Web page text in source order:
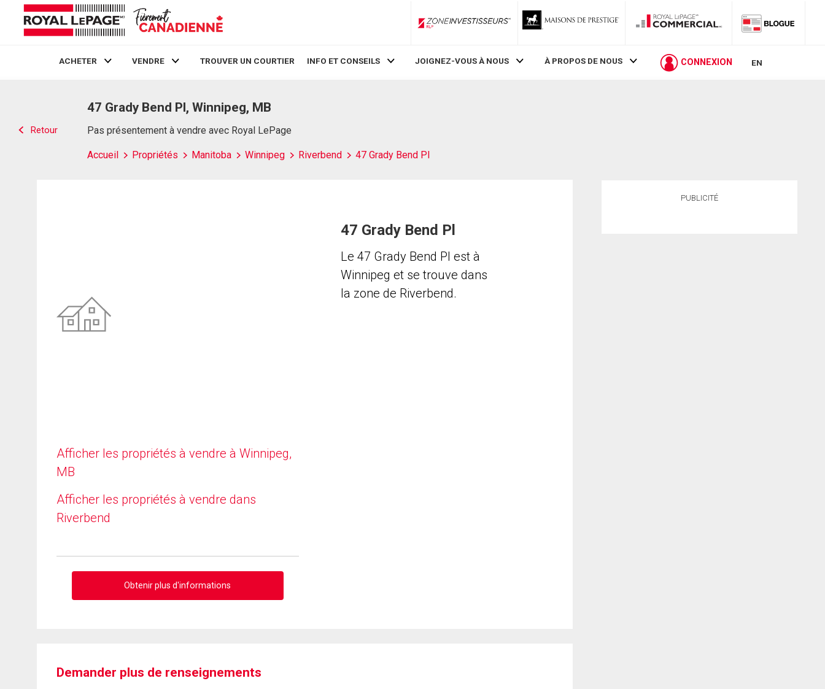
ZoneInvestisseurs RLP
ACHETER VENDRE TROUVER UN COURTIER INFO ET CONSEILS JOIGNEZ-VOUS À NOUS À PROPOS DE NOUS CONNEXION EN
Retour
47 Grady Bend Pl, Winnipeg, MB
Pas présentement à vendre avec Royal LePage
Accueil Propriétés Manitoba Winnipeg Riverbend 47 Grady Bend Pl
Afficher les propriétés à vendre à Winnipeg,
MB
Afficher les propriétés à vendre dans
Riverbend
Obtenir plus d'informations
47 Grady Bend Pl
Le 47 Grady Bend Pl est à
Winnipeg et se trouve dans
la zone de Riverbend.
Demander plus de renseignements
PUBLICITÉ